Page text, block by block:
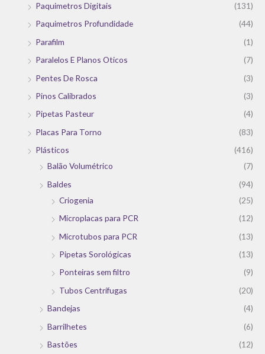
Paquimetros Digitais
(131)
Paquimetros Profundidade
(44)
Parafilm
(1)
Paralelos E Planos Oticos
(7)
Pentes De Rosca
(3)
Pinos Calibrados
(3)
Pipetas Pasteur
(4)
Placas Para Torno
(83)
Plásticos
(416)
Balão Volumétrico
(7)
Baldes
(94)
Criogenia
(25)
Microplacas para PCR
(12)
Microtubos para PCR
(13)
Pipetas Sorológicas
(13)
Ponteiras sem filtro
(9)
Tubos Centrífugas
(20)
Bandejas
(4)
Barrilhetes
(6)
Bastões
(12)